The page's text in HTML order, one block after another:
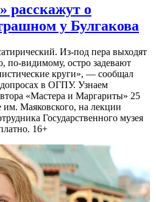
расскажут о
у Булгакова
Из-под пера выходят
по-видимому, остро задевают
круги», — сообщал
в ОГПУ. Узнаем
«Мастера и Маргариты» 25
им. Маяковского, на лекции
Государственного музея
16+